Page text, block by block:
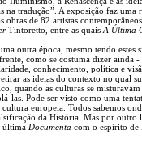
na tradução”. A exposição faz uma
obras de 82 artistas
Tintoretto, entre as quais A Última
outra época, mesmo tendo estes
como se costuma dizer ainda
conhecimento, política e
as ideias do contexto no qual
quando as culturas se misturavam
las. Pode ser visto como uma
europeia. Todos sabemos
da História. Mas por outro
última Documenta com o espírito de